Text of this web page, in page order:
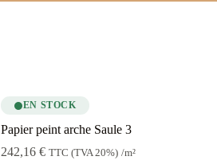
EN STOCK
Papier peint arche Saule 3
242,16 € TTC (TVA 20%) /m²